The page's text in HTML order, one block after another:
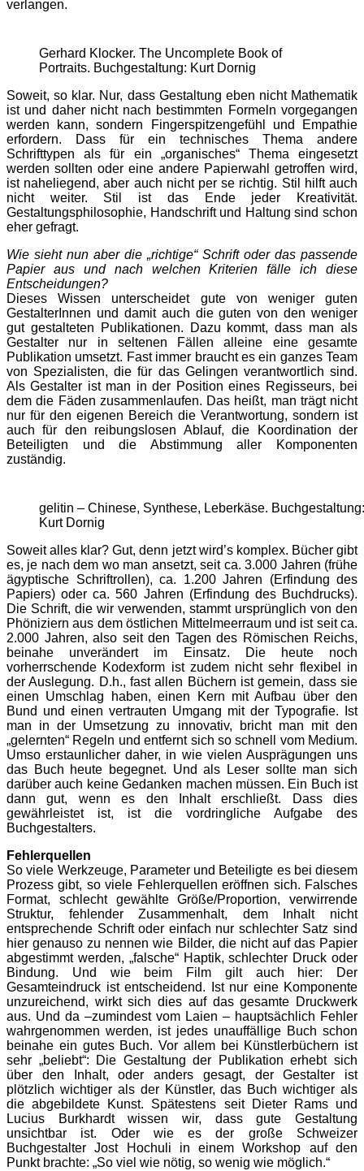
verlangen.
Gerhard Klocker. The Uncomplete Book of
Portraits. Buchgestaltung: Kurt Dornig
Soweit, so klar. Nur, dass Gestaltung eben nicht Mathematik
ist und daher nicht nach bestimmten Formeln vorgegangen
werden kann, sondern Fingerspitzengefühl und Empathie
erfordern. Dass für ein technisches Thema andere
Schrifttypen als für ein „organisches“ Thema eingesetzt
werden sollten oder eine andere Papierwahl getroffen wird,
ist naheliegend, aber auch nicht per se richtig. Stil hilft auch
nicht weiter. Stil ist das Ende jeder Kreativität.
Gestaltungsphilosophie, Handschrift und Haltung sind schon
eher gefragt.
Wie sieht nun aber die „richtige“ Schrift oder das passende
Papier aus und nach welchen Kriterien fälle ich diese
Entscheidungen?
Dieses Wissen unterscheidet gute von weniger guten
GestalterInnen und damit auch die guten von den weniger
gut gestalteten Publikationen. Dazu kommt, dass man als
Gestalter nur in seltenen Fällen alleine eine gesamte
Publikation umsetzt. Fast immer braucht es ein ganzes Team
von Spezialisten, die für das Gelingen verantwortlich sind.
Als Gestalter ist man in der Position eines Regisseurs, bei
dem die Fäden zusammenlaufen. Das heißt, man trägt nicht
nur für den eigenen Bereich die Verantwortung, sondern ist
auch für den reibungslosen Ablauf, die Koordination der
Beteiligten und die Abstimmung aller Komponenten
zuständig.
gelitin – Chinese, Synthese, Leberkäse. Buchgestaltung:
Kurt Dornig
Soweit alles klar? Gut, denn jetzt wird’s komplex. Bücher gibt
es, je nach dem wo man ansetzt, seit ca. 3.000 Jahren (frühe
ägyptische Schriftrollen), ca. 1.200 Jahren (Erfindung des
Papiers) oder ca. 560 Jahren (Erfindung des Buchdrucks).
Die Schrift, die wir verwenden, stammt ursprünglich von den
Phöniziern aus dem östlichen Mittelmeerraum und ist seit ca.
2.000 Jahren, also seit den Tagen des Römischen Reichs,
beinahe unverändert im Einsatz. Die heute noch
vorherrschende Kodexform ist zudem nicht sehr flexibel in
der Auslegung. D.h., fast allen Büchern ist gemein, dass sie
einen Umschlag haben, einen Kern mit Aufbau über den
Bund und einen vertrauten Umgang mit der Typografie. Ist
man in der Umsetzung zu innovativ, bricht man mit den
„gelernten“ Regeln und entfernt sich so schnell vom Medium.
Umso erstaunlicher daher, in wie vielen Ausprägungen uns
das Buch heute begegnet. Und als Leser sollte man sich
darüber auch keine Gedanken machen müssen. Ein Buch ist
dann gut, wenn es den Inhalt erschließt. Dass dies
gewährleistet ist, ist die vordringliche Aufgabe des
Buchgestalters.
Fehlerquellen
So viele Werkzeuge, Parameter und Beteiligte es bei diesem
Prozess gibt, so viele Fehlerquellen eröffnen sich. Falsches
Format, schlecht gewählte Größe/Proportion, verwirrende
Struktur, fehlender Zusammenhalt, dem Inhalt nicht
entsprechende Schrift oder einfach nur schlechter Satz sind
hier genauso zu nennen wie Bilder, die nicht auf das Papier
abgestimmt werden, „falsche“ Haptik, schlechter Druck oder
Bindung. Und wie beim Film gilt auch hier: Der
Gesamteindruck ist entscheidend. Ist nur eine Komponente
unzureichend, wirkt sich dies auf das gesamte Druckwerk
aus. Und da –zumindest vom Laien – hauptsächlich Fehler
wahrgenommen werden, ist jedes unauffällige Buch schon
beinahe ein gutes Buch. Vor allem bei Künstlerbüchern ist
sehr „beliebt“: Die Gestaltung der Publikation erhebt sich
über den Inhalt, oder anders gesagt, der Gestalter ist
plötzlich wichtiger als der Künstler, das Buch wichtiger als
die abgebildete Kunst. Spätestens seit Dieter Rams und
Lucius Burkhardt wissen wir, dass gute Gestaltung
unsichtbar ist. Oder wie es der große Schweizer
Buchgestalter Jost Hochuli in einem Workshop auf den
Punkt brachte: „So viel wie nötig, so wenig wie möglich.“